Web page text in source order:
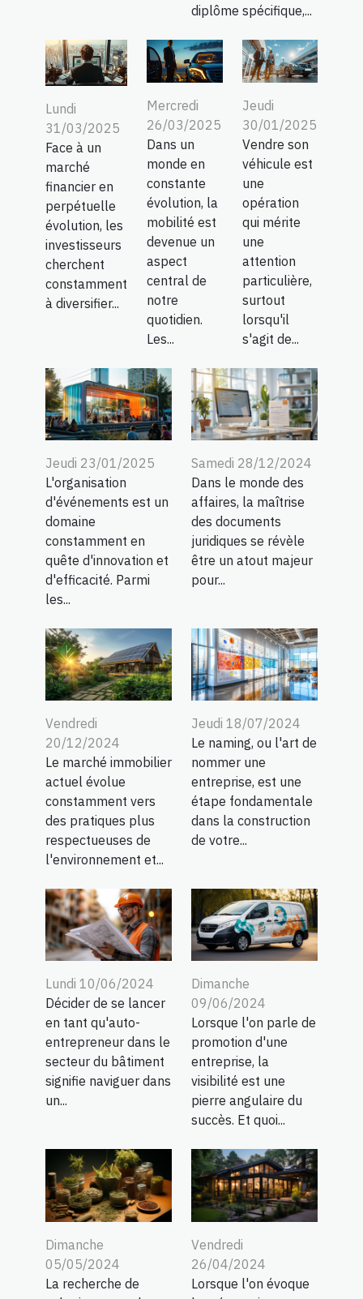
diplôme spécifique,...
Lundi
31/03/2025
Face à un
marché
financier en
perpétuelle
évolution, les
investisseurs
cherchent
constamment
à diversifier...
Mercredi
26/03/2025
Dans un
monde en
constante
évolution, la
mobilité est
devenue un
aspect
central de
notre
quotidien.
Les...
Jeudi
30/01/2025
Vendre son
véhicule est
une
opération
qui mérite
une
attention
particulière,
surtout
lorsqu'il
s'agit de...
Jeudi 23/01/2025
L'organisation
d'événements est un
domaine
constamment en
quête d'innovation et
d'efficacité. Parmi
les...
Samedi 28/12/2024
Dans le monde des
affaires, la maîtrise
des documents
juridiques se révèle
être un atout majeur
pour...
Vendredi
20/12/2024
Le marché immobilier
actuel évolue
constamment vers
des pratiques plus
respectueuses de
l'environnement et...
Jeudi 18/07/2024
Le naming, ou l'art de
nommer une
entreprise, est une
étape fondamentale
dans la construction
de votre...
Lundi 10/06/2024
Décider de se lancer
en tant qu'auto-
entrepreneur dans le
secteur du bâtiment
signifie naviguer dans
un...
Dimanche
09/06/2024
Lorsque l'on parle de
promotion d'une
entreprise, la
visibilité est une
pierre angulaire du
succès. Et quoi...
Dimanche
05/05/2024
La recherche de
Vendredi
26/04/2024
Lorsque l'on évoque